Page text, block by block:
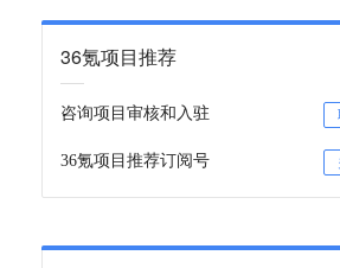
36氪项目推荐
咨询项目审核和入驻
36氪项目推荐订阅号